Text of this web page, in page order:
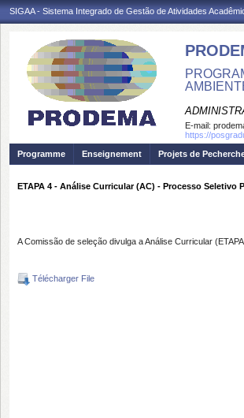
SIGAA - Sistema Integrado de Gestão de Atividades
E-mail:
https://
Programme
Enseignement Projets de
ETAPA 4 - Análise Curricular (AC) - Processo Seletivo
A Comissão de seleção divulga a Análise Curricular
Télécharger File